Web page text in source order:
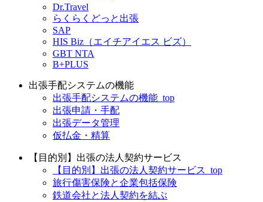
Dr.Travel
らくらくどっと出張
SAP
HIS Biz（エイチアイエス ビズ）
GBT NTA
B+PLUS
出張手配システムの機能
出張手配システムの機能_top
出張申請・手配
出張データ管理
仮払金・精算
【目的別】出張の法人契約サービス
【目的別】出張の法人契約サービス_top
旅行傷害保険と企業包括保険
鉄道会社と法人契約を結ぶ